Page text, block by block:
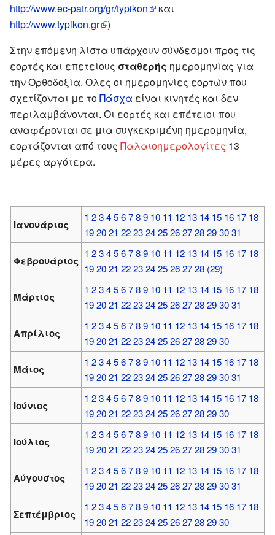
http://www.ec-patr.org/gr/typikon
και
http://www.typikon.gr )
Στην επόμενη λίστα υπάρχουν σύνδεσμοι προς τις
εορτές και επετείους σταθερής ημερομηνίας για
την Ορθοδοξία. Όλες οι ημερομηνίες εορτών που
σχετίζονται με τοΠάσχα είναι κινητές και δεν
περιλαμβάνονται. Οι εορτές και επέτειοι που
αναφέρονται σε μια συγκεκριμένη ημερομηνία,
εορτάζονται από τους Παλαιοημερολογίτες 13
μέρες αργότερα.
Ιανουάριος
1 23456789 10 11 12 13 14 15 16 17 18
192021 22232425262728293031
Φεβρουάριος
1 23456789 10 11 12 13 14 15 16 17 18
192021 22232425262728 (29)
Μάρτιος
1 23456789 10 11 12 13 14 15 16 17 18
192021 22232425262728293031
Απρίλιος
1 23456789 10 11 12 13 14 15 16 17 18
192021 222324252627282930
Μάιος
1 23456789 10 11 12 13 14 15 16 17 18
192021 22232425262728293031
Ιούνιος
1 23456789 10 11 12 13 14 15 16 17 18
192021 222324252627282930
Ιούλιος
1 23456789 10 11 12 13 14 15 16 17 18
192021 22232425262728293031
Αύγουστος
1 23456789 10 11 12 13 14 15 16 17 18
192021 22232425262728293031
Σεπτέμβριος
1 23456789 10 11 12 13 14 15 16 17 18
192021 222324252627282930